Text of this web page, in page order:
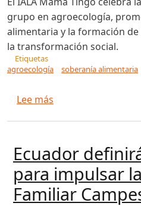
grupo en agroecología,
alimentaria y la formación
la transformación social.
Etiquetas
agroecología
soberanía alimentaria
Lee más
Ecuador
para impulsar
Familiar